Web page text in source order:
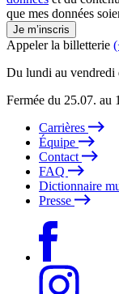
que mes données
Je m’inscris
Appeler la billetterie
Du lundi au vendredi
Fermée du 25.07. au
Carrières
Équipe
Contact
FAQ
Dictionnaire
Presse